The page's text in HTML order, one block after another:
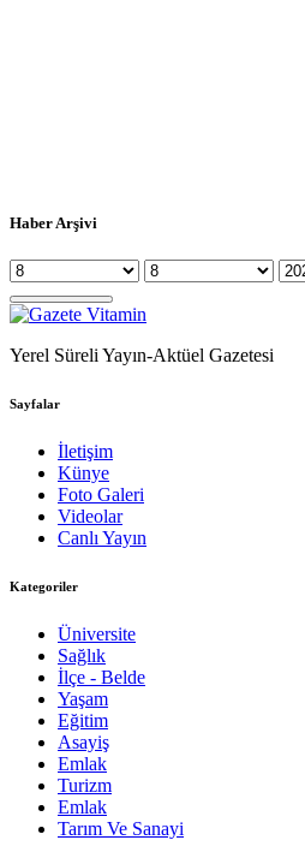
Haber Arşivi
Yerel Süreli Yayın-Aktüel Gazetesi
Sayfalar
İletişim
Künye
Foto Galeri
Videolar
Canlı Yayın
Kategoriler
Üniversite
Sağlık
İlçe - Belde
Yaşam
Eğitim
Asayiş
Emlak
Turizm
Emlak
Tarım Ve Sanayi